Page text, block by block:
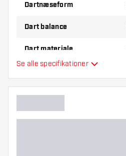
Dartnæseform
Dart balance
Dart materiale
Dartspiller
Se alle specifikationer